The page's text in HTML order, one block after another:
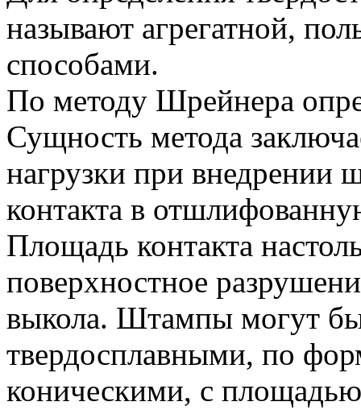
называют агрегатной,
способами.
По методу Шрейнера
Сущность метода
нагрузки при
контакта в
Площадь контакта
поверхностное
выкола. Штампы могут
твердосплавными, по
коническими, с